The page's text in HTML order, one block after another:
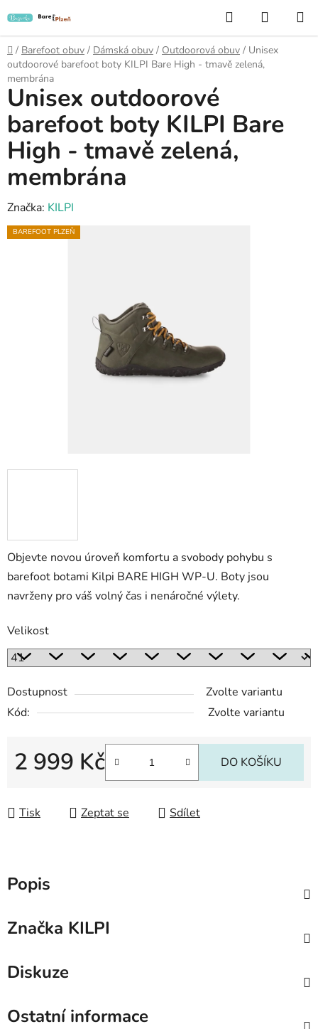
na
obsah
Hledat
KOŠÍK
Domů
/ Barefoot obuv / Dámská obuv / Outdoorová obuv / Unisex
outdoorové barefoot boty KILPI Bare High - tmavě zelená,
membrána
Objevte novou úroveň komfortu a svobody pohybu s
barefoot botami Kilpi BARE HIGH WP-U. Boty jsou
navrženy pro váš volný čas i nenáročné výlety.
Velikost
Dostupnost
Zvolte variantu
Kód:
Zvolte variantu
2 999 Kč DO KOŠÍKU
Tisk Zeptat se Sdílet
Unisex outdoorové
barefoot boty KILPI Bare
High - tmavě zelená,
membrána
Značka: KILPI
BAREFOOT PLZEŇ
Popis
Značka KILPI
Diskuze
Ostatní informace